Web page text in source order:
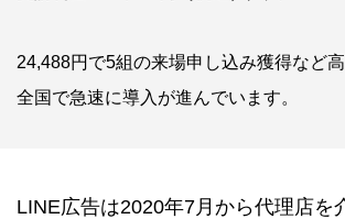
24,488円で5組の来場申し込み獲得など高
全国で急速に導入が進んでいます。
LINE広告は2020年7月から代理店を